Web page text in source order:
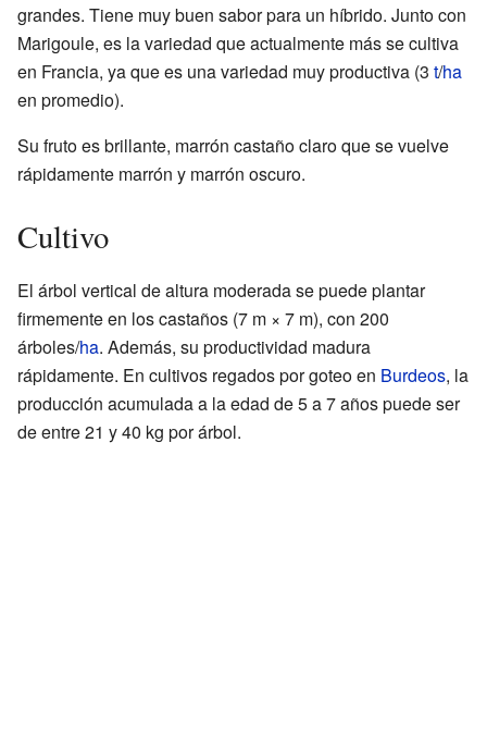
grandes. Tiene muy buen sabor para un híbrido. Junto con
Marigoule, es la variedad que actualmente más se cultiva
en Francia, ya que es una variedad muy productiva (3 t/ha
en promedio).
Su fruto es brillante, marrón castaño claro que se vuelve
rápidamente marrón y marrón oscuro.
Cultivo
El árbol vertical de altura moderada se puede plantar
firmemente en los castaños (7 m × 7 m), con 200
árboles/ha. Además, su productividad madura
rápidamente. En cultivos regados por goteo en Burdeos, la
producción acumulada a la edad de 5 a 7 años puede ser
de entre 21 y 40 kg por árbol.